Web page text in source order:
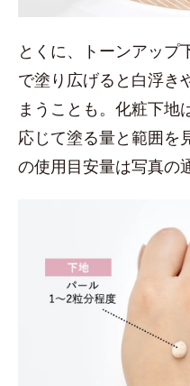
とくに、トーンアップ
で塗り広げると白浮き
まうことも。化粧下地
応じて塗る量と範囲を
の使用目安量は写真の